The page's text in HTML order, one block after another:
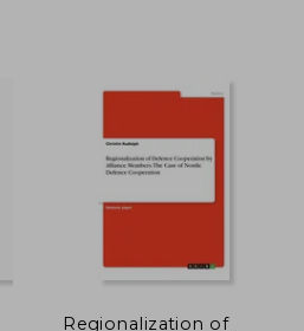
Regionalization of